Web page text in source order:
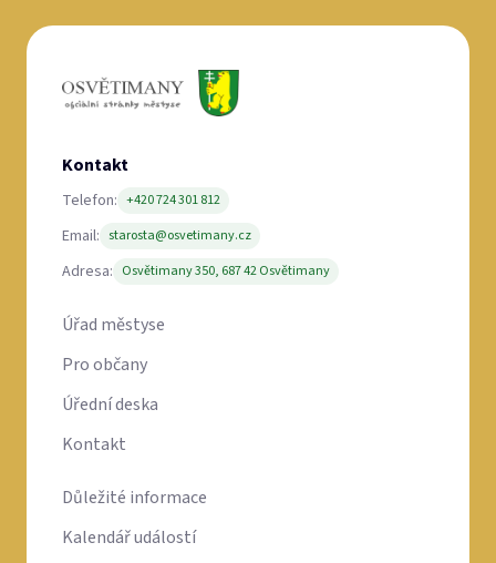
Kontakt
Telefon: +420 724 301 812
Email: starosta@osvetimany.cz
Adresa: Osvětimany 350, 687 42 Osvětimany
Úřad městyse
Pro občany
Úřední deska
Kontakt
Důležité informace
Kalendář událostí